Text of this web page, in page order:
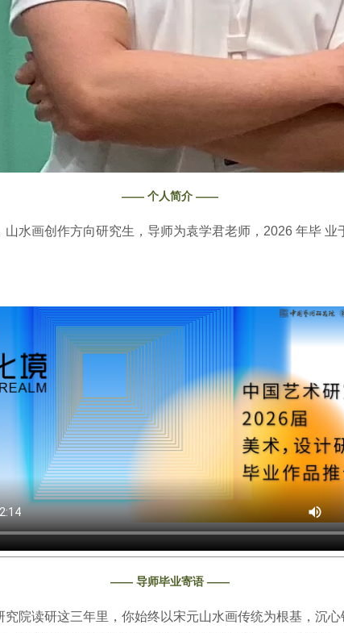
—— 个人简介 ——
山水画创作方向研究生，导师为袁学君老师，2026 年毕 业
—— 导师毕业寄语 ——
究院读研这三年里，你始终以宋元山水画传统为根基，沉